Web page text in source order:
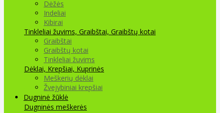
Dėžės
Indeliai
Kibirai
Tinkleliai žuvims, Graibštai, Graibštų kotai
Graibštai
Graibštų kotai
Tinkleliai žuvims
Dėklai, Krepšiai, Kuprinės
Meškerių dėklai
Žvejybiniai krepšiai
Dugninė žūklė
Dugninės meškerės